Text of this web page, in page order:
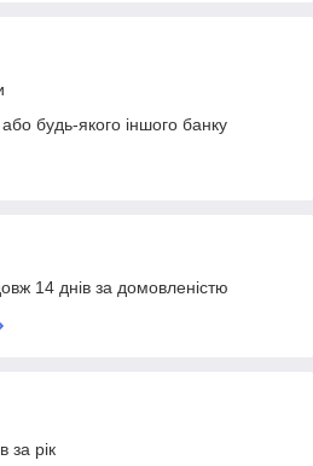
будь-якого іншого банку
14 днів за домовленістю
за рік